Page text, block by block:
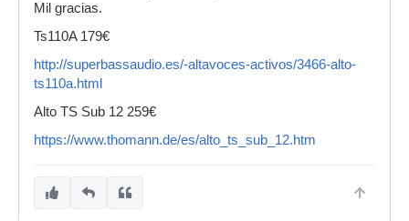
Mil gracias.
Ts110A 179€
http://superbassaudio.es/-altavoces-activos/3466-alto-
ts110a.html
Alto TS Sub 12 259€
https://www.thomann.de/es/alto_ts_sub_12.htm